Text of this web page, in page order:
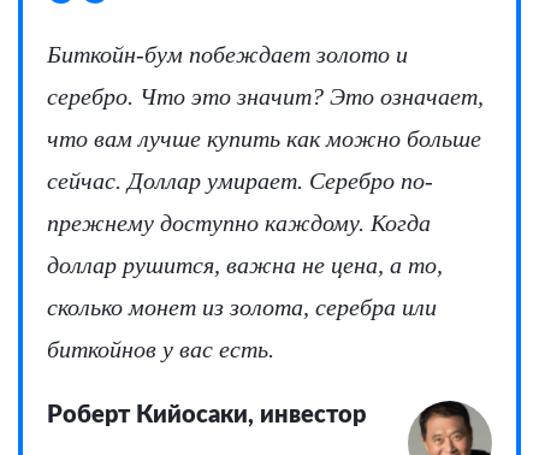
Биткойн-бум побеждает золото и
серебро. Что это значит? Это означает,
что вам лучше купить как можно больше
сейчас. Доллар умирает. Серебро по-
прежнему доступно каждому. Когда
доллар рушится, важна не цена, а то,
сколько монет из золота, серебра или
биткойнов у вас есть.
Роберт Кийосаки, инвестор